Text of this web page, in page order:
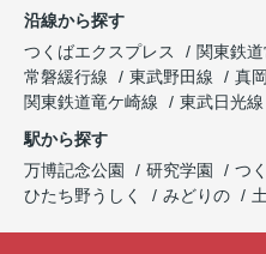
沿線から探す
つくばエクスプレス
関東鉄
常磐緩行線
東武野田線 真
関東鉄道竜ケ崎線
東武日光線
駅から探す
万博記念公園
研究学園 つ
ひたち野うしく
みどりの